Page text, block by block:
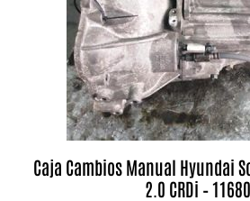
Caja Cambios Manual Hyundai
2.0 CRDi –